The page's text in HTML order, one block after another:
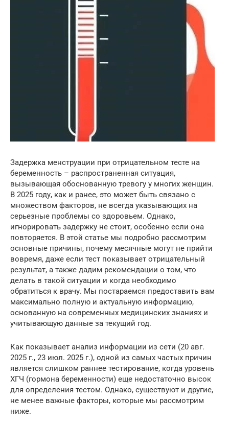
Задержка менструации при отрицательном тесте на
беременность – распространенная ситуация,
вызывающая обоснованную тревогу у многих женщин.
В 2025 году, как и ранее, это может быть связано с
множеством факторов, не всегда указывающих на
серьезные проблемы со здоровьем. Однако,
игнорировать задержку не стоит, особенно если она
повторяется. В этой статье мы подробно рассмотрим
основные причины, почему месячные могут не прийти
вовремя, даже если тест показывает отрицательный
результат, а также дадим рекомендации о том, что
делать в такой ситуации и когда необходимо
обратиться к врачу. Мы постараемся предоставить вам
максимально полную и актуальную информацию,
основанную на современных медицинских знаниях и
учитывающую данные за текущий год.
Как показывает анализ информации из сети (20 авг.
2025 г., 23 июл. 2025 г.), одной из самых частых причин
является слишком раннее тестирование, когда уровень
ХГЧ (гормона беременности) еще недостаточно высок
для определения тестом. Однако, существуют и другие,
не менее важные факторы, которые мы рассмотрим
ниже.